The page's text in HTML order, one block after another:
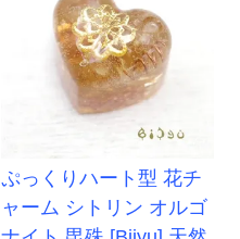
ぷっくりハート型 花チ
ャーム シトリン オルゴ